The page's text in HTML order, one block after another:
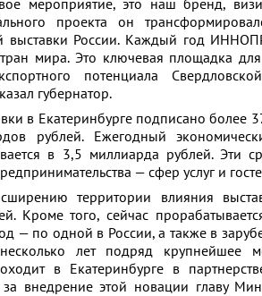
мероприятие, это наш бренд,
проекта он
выставки России. Каждый год
мира. Это ключевая площадка
потенциала
губернатор.
в Екатеринбурге подписано более
рублей. Ежегодный
в 3,5 миллиарда рублей. Эти
— сфер услуг и
территории влияния
Кроме того, сейчас
— по одной в России, а также в
лет подряд крупнейшее
в Екатеринбурге в
за внедрение этой новации главу